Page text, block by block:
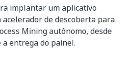
implantar um aplicativo
de descoberta para
Mining autônomo, desde
entrega do painel.